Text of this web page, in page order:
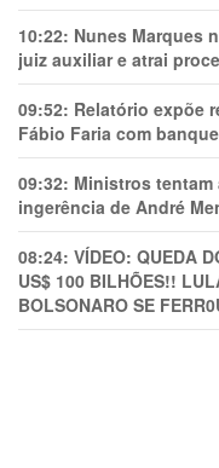
10:22: Nunes Marques
juiz auxiliar e atrai
09:52: Relatório expõe
Fábio Faria com
09:32: Ministros tentam
ingerência de André
08:24: VÍDEO: QUEDA
US$ 100 BILHÕES!!
BOLSONARO SE